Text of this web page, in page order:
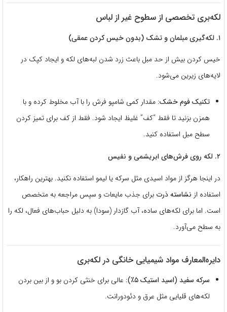
لکه‌بری تخصصی از سطوح غیر از لباس
۱. لکه‌گیری مبلمان و تشک (بدون خیس کردن عمقی)
خیس کردن بیش از حد مبل باعث زرد شدن لبه‌های لکه و ایجاد کپک در
لایه‌های زیرین می‌شود.
تکنیک فوم خشک: مقدار کمی شامپو فرش را با آب مخلوط کرده و با
همزن بزنید تا فقط “کف” غلیظ ایجاد شود. فقط از کف برای تمیز کردن
سطح مبل استفاده کنید.
۲. لکه روی فرش‌های ابریشمی و نفیس
در اینجا هرگز از مواد اسیدی مثل سرکه یا لیمو استفاده نکنید. بهترین راهکار،
استفاده از نشاسته ذرت برای جذب مایعات و سپس مراجعه به متخصص
است. اما برای لکه‌های ساده، آب گازدار (سودا) به دلیل حباب‌های فعال، لکه را
به سطح می‌آورد.
دایره‌المعارف مواد شیمیایی خانگی در لکه‌بری
سرکه سفید (اسید استیک ۵٪):
عالی برای خنثی کردن بو و از بین بردن
لکه‌های قلیایی مثل عرق و دئودورانت.